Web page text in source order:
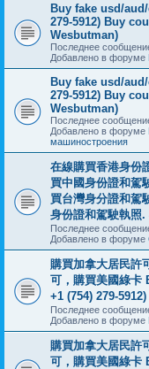
Buy fake usd/
279-5912) Buy
Wesbutman)
Последнее
Добавлено в форуме
Buy fake usd/
279-5912) Buy
Wesbutman)
Последнее
Добавлено в форуме
машиностроения
在線購買香港身份
買中國身份證和駕
買台灣身分證和駕
身份證和駕駛執照
Последнее
Добавлено в форуме
購買加拿大居民許
可，購買美國綠
+1 (754) 279-
Последнее
Добавлено в форуме
購買加拿大居民許
可，購買美國綠